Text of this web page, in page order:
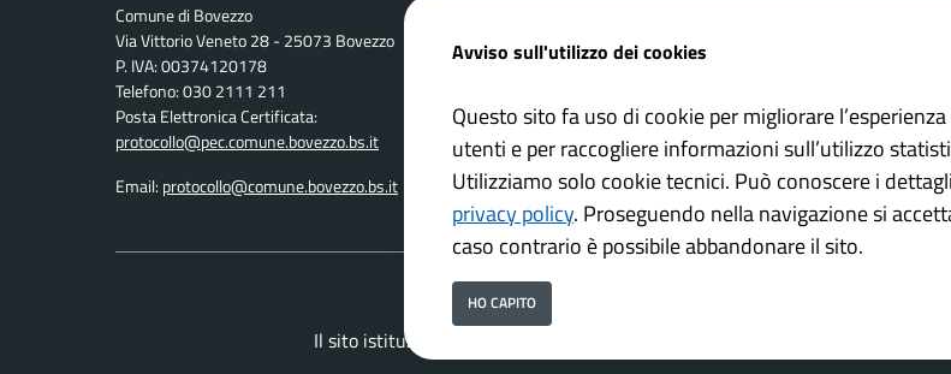
Comune di Bovezzo
Via Vittorio Veneto 28 - 25073 Bovezzo
P. IVA: 00374120178
Telefono: 030 2111 211
Posta Elettronica Certificata:
protocollo@pec.comune.bovezzo.bs.it
Email: protocollo@comune.bovezzo.bs.it
Prenotazione appuntamento
Richiesta d'assistenza
Note Legali
Dichiarazione di
Il sito istituzionale del Comune di Bovezzo è un progetto realizzato da
Avviso sull'utilizzo dei cookies
Questo sito fa uso di cookie per migliorare
utenti e per raccogliere informazioni sull’utilizzo
Utilizziamo solo cookie tecnici. Può conoscere i
privacy policy. Proseguendo nella navigazione si
caso contrario è possibile abbandonare il sito.
HO CAPITO